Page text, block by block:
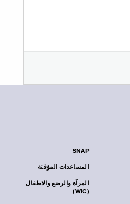
SNAP
المساعدات المؤقتة
المرآة والرضع والاطفال
(WIC)